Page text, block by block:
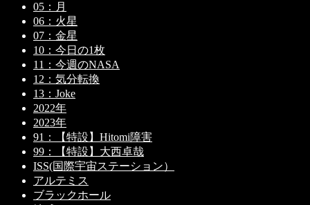
05：月
06：火星
07：金星
10：今日の1枚
11：今週のNASA
12：気分転換
13：Joke
2022年
2023年
91：【特設】Hitomi障害
99：【特設】大西卓哉
ISS(国際宇宙ステーション）
アルテミス
ブラックホール